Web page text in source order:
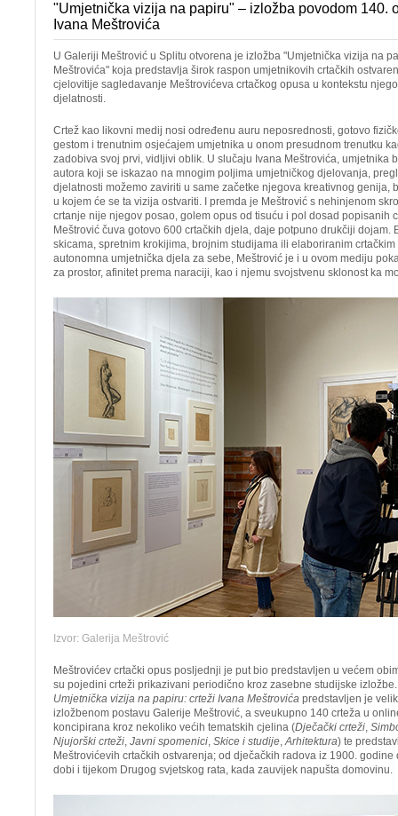
"Umjetnička vizija na papiru" – izložba povodom 140.
Ivana Meštrovića
U Galeriji Meštrović u Splitu otvorena je izložba "Umjetnička vizija na
Meštrovića" koja predstavlja širok raspon umjetnikovih crtačkih
cjelovitije sagledavanje Meštrovićeva crtačkog opusa u kontekstu
djelatnosti.
Crtež kao likovni medij nosi određenu auru neposrednosti, gotovo
gestom i trenutnim osjećajem umjetnika u onom presudnom trenutku
zadobiva svoj prvi, vidljivi oblik. U slučaju Ivana Meštrovića, umjetnika
autora koji se iskazao na mnogim poljima umjetničkog djelovanja,
djelatnosti možemo zaviriti u same začetke njegova kreativnog genija,
u kojem će se ta vizija ostvariti. I premda je Meštrović s nehinjenom
crtanje nije njegov posao, golem opus od tisuću i pol dosad popisanih
Meštrović čuva gotovo 600 crtačkih djela, daje potpuno drukčiji dojam.
skicama, spretnim krokijima, brojnim studijama ili elaboriranim
autonomna umjetnička djela za sebe, Meštrović je i u ovom mediju
za prostor, afinitet prema naraciji, kao i njemu svojstvenu sklonost ka
Izvor: Galerija Meštrović
Meštrovićev crtački opus posljednji je put bio predstavljen u većem
su pojedini crteži prikazivani periodično kroz zasebne studijske
Umjetnička vizija na papiru: crteži Ivana Meštrovića predstavljen je
izložbenom postavu Galerije Meštrović, a sveukupno 140 crteža u
koncipirana kroz nekoliko većih tematskih cjelina (Dječački crteži,
Njujorški crteži, Javni spomenici, Skice i studije,Arhitektura) te
Meštrovićevih crtačkih ostvarenja; od dječačkih radova iz 1900.
dobi i tijekom Drugog svjetskog rata, kada zauvijek napušta domovinu.